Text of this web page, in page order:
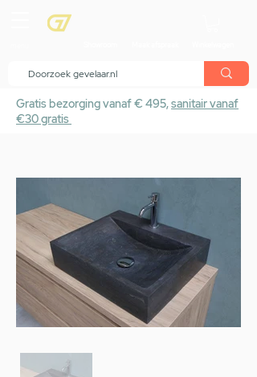
Gratis bezorging vanaf € 495,sanitair vanaf
€30 gratis